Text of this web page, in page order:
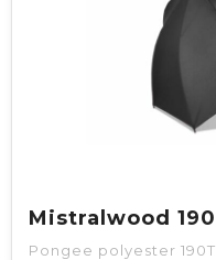
Pongee polyester 190T